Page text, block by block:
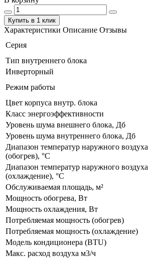
Купить в 1 клик
Характеристики Описание Отзывы
Серия
Тип внутреннего блока
Инверторный
Режим работы
Цвет корпуса внутр. блока
Класс энергоэффективности
Уровень шума внешнего блока, Дб
Уровень шума внутреннего блока, Дб
Диапазон температур наружного воздуха
(обогрев), °C
Диапазон температур наружного воздуха
(охлаждение), °C
Обслуживаемая площадь, м²
Мощность обогрева, Вт
Мощность охлаждения, Вт
Потребляемая мощность (обогрев)
Потребляемая мощность (охлаждение)
Модель кондиционера (BTU)
Макс. расход воздуха м3/ч